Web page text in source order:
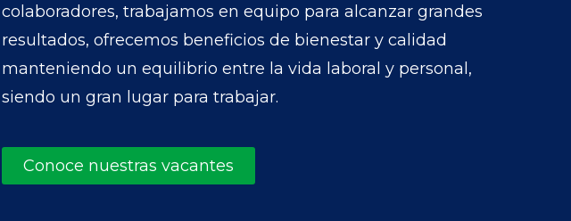
colaboradores, trabajamos en equipo para alcanzar grandes
resultados, ofrecemos beneficios de bienestar y calidad
manteniendo un equilibrio entre la vida laboral y personal,
siendo un gran lugar para trabajar.
Conoce nuestras vacantes